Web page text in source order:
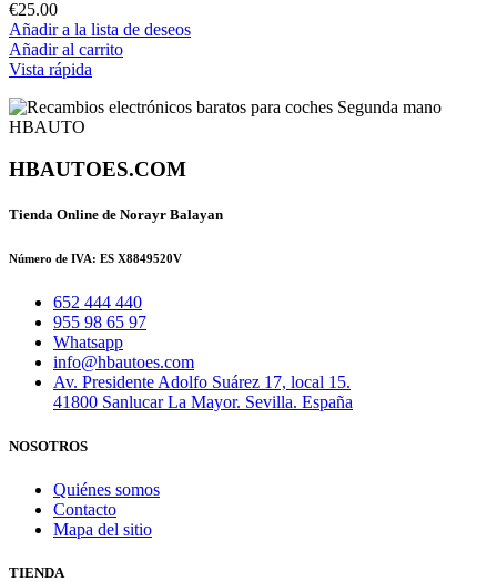
€25.00
Añadir a la lista de deseos
Añadir al carrito
Vista rápida
HBAUTOES.COM
Tienda Online de Norayr Balayan
Número de IVA: ES X8849520V
652 444 440
955 98 65 97
Whatsapp
info@hbautoes.com
Av. Presidente Adolfo Suárez 17, local 15.
41800 Sanlucar La Mayor. Sevilla. España
NOSOTROS
Quiénes somos
Contacto
Mapa del sitio
TIENDA